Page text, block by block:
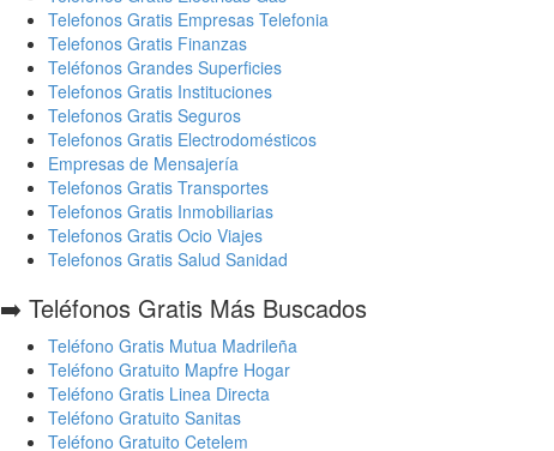
Telefonos Gratis Empresas Telefonia
Telefonos Gratis Finanzas
Teléfonos Grandes Superficies
Telefonos Gratis Instituciones
Telefonos Gratis Seguros
Telefonos Gratis Electrodomésticos
Empresas de Mensajería
Telefonos Gratis Transportes
Telefonos Gratis Inmobiliarias
Telefonos Gratis Ocio Viajes
Telefonos Gratis Salud Sanidad
➡️ Teléfonos Gratis Más Buscados
Teléfono Gratis Mutua Madrileña
Teléfono Gratuito Mapfre Hogar
Teléfono Gratis Linea Directa
Teléfono Gratuito Sanitas
Teléfono Gratuito Cetelem